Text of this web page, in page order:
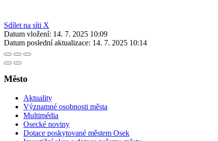
Sdílet na síti X
Datum vložení: 14. 7. 2025 10:09
Datum poslední aktualizace: 14. 7. 2025 10:14
Město
Aktuality
Významné osobnosti města
Multimédia
Osecké noviny
Dotace poskytované městem Osek